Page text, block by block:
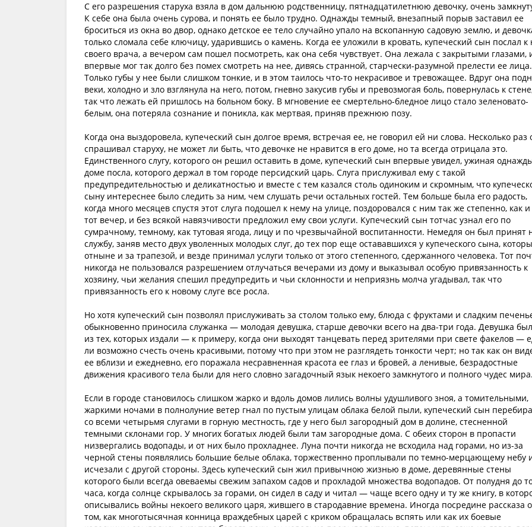
С его разрешения старуха взяла в дом дальнюю родственницу, пятнадцатилетнюю девочку, очень
К себе она была очень сурова, и понять ее было трудно. Однажды темный, внезапный порыв заставил ее
броситься из окна во двор, однако детское ее тело случайно упало на вскопанную садовую землю, и
только сломала себе ключицу, ударившись о камень. Когда ее уложили в кровать, купеческий сын послал к
своего врача, а вечером сам пошел посмотреть, как она себя чувствует. Она лежала с закрытыми глазами,
впервые мог так долго без помех смотреть на нее, дивясь странной, старчески-разумной прелести ее лица.
Только губы у нее были слишком тонкие, и в этом таилось что-то некрасивое и тревожащее. Вдруг она
веки, холодно и зло взглянула на него, потом, гневно закусив губы и превозмогая боль, повернулась к
так что лежать ей пришлось на больном боку. В мгновение ее смертельно-бледное лицо стало зеленовато-
белым, она потеряла сознание и поникла, как мертвая, приняв прежнюю позу.
Когда она выздоровела, купеческий сын долгое время, встречая ее, не говорил ей ни слова. Несколько раз
спрашивал старуху, не может ли быть, что девочке не нравится в его доме, но та всегда отрицала это.
Единственного слугу, которого он решил оставить в доме, купеческий сын впервые увидел, ужиная
доме посла, которого держал в том городе персидский царь. Слуга прислуживал ему с такой
предупредительностью и деликатностью и вместе с тем казался столь одиноким и скромным, что
сыну интереснее было следить за ним, чем слушать речи остальных гостей. Тем больше была его радость,
когда много месяцев спустя этот слуга подошел к нему на улице, поздоровался с ним так же степенно, как
тот вечер, и без всякой навязчивости предложил ему свои услуги. Купеческий сын тотчас узнал его по
сумрачному, темному, как тутовая ягода, лицу и по чрезвычайной воспитанности. Немедля он был принят
службу, заняв место двух уволенных молодых слуг, до тех пор еще остававшихся у купеческого сына,
отныне и за трапезой, и везде принимал услуги только от этого степенного, сдержанного человека. Тот
никогда не пользовался разрешением отлучаться вечерами из дому и выказывал особую привязанность к
хозяину, чьи желания спешил предупредить и чьи склонности и неприязнь молча угадывал, так что
привязанность его к новому слуге все росла.
Но хотя купеческий сын позволял прислуживать за столом только ему, блюда с фруктами и сладким
обыкновенно приносила служанка — молодая девушка, старше девочки всего на два-три года. Девушка
из тех, которых издали — к примеру, когда они выходят танцевать перед зрителями при свете факелов —
ли возможно счесть очень красивыми, потому что при этом не разглядеть тонкости черт; но так как он
ее вблизи и ежедневно, его поражала несравненная красота ее глаз и бровей, а ленивые, безрадостные
движения красивого тела были для него словно загадочный язык некоего замкнутого и полного чудес мира.
Если в городе становилось слишком жарко и вдоль домов лились волны удушливого зноя, а томительными,
жаркими ночами в полнолуние ветер гнал по пустым улицам облака белой пыли, купеческий сын
со всеми четырьмя слугами в горную местность, где у него был загородный дом в долине, стесненной
темными склонами гор. У многих богатых людей были там загородные дома. С обеих сторон в пропасти
низвергались водопады, и от них было прохладнее. Луна почти никогда не всходила над горами, но из-за
черной стены появлялись большие белые облака, торжественно проплывали по темно-мерцающему небу
исчезали с другой стороны. Здесь купеческий сын жил привычною жизнью в доме, деревянные стены
которого были всегда овеваемы свежим запахом садов и прохладой множества водопадов. От полудня до
часа, когда солнце скрывалось за горами, он сидел в саду и читал — чаще всего одну и ту же книгу, в
описывались войны некоего великого царя, жившего в стародавние времена. Иногда посредине рассказа о
том, как многотысячная конница враждебных царей с криком обращалась вспять или как их боевые